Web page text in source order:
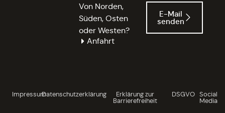
Von Norden,
Süden, Osten
oder Westen?
Anfahrt
E-Mail
senden
ImpressumDatenschutzerklärung Erklärung zur
Barrierefreiheit
DSGVO Social
Media